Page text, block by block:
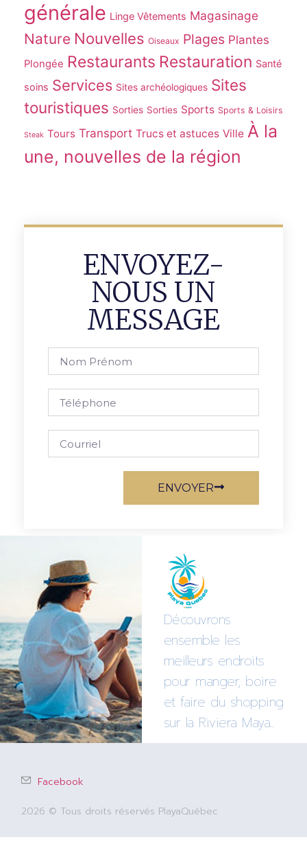
générale Linge Vêtements Magasinage
Nature Nouvelles Oiseaux Plages Plantes
Plongée Restaurants Restauration Santé
soins Services Sites archéologiques Sites
touristiques Sorties Sorties Sports Sports & Loisirs
Steak Tours Transport Trucs et astuces Ville À la
une, nouvelles de la région
ENVOYEZ-
NOUS UN
MESSAGE
ENVOYER
Découvrons
ensemble les
meilleurs endroits
pour manger, boire
et faire du shopping
sur la Riviera Maya..
Facebook
2026 © Tous droits réservés PlayaQuébec